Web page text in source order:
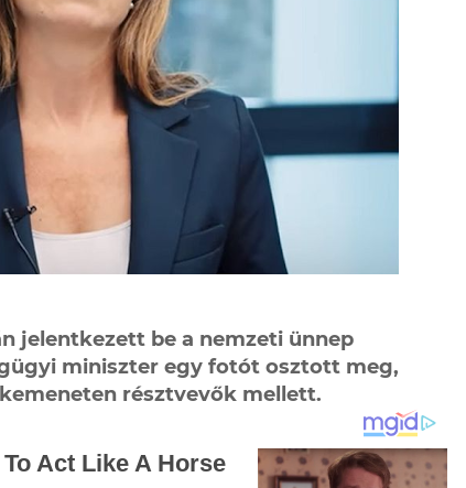
jelentkezett be a nemzeti ünnep
miniszter egy fotót osztott meg,
résztvevők mellett.